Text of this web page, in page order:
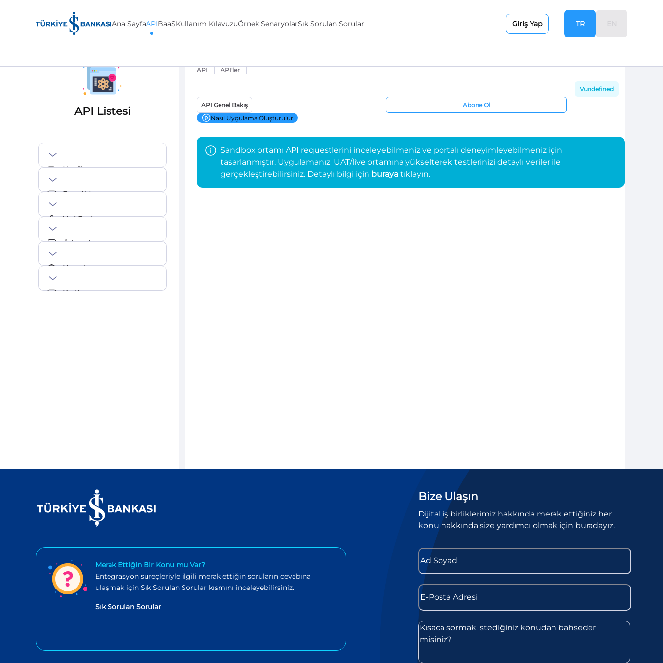
Ana SayfaAPIBaaSKullanım KılavuzuÖrnek SenaryolarSık Sorulan Sorular Giriş Yap TR
API Listesi
Krediler
Para Aktarma
Veri Paylaşımı
Ödemeler
Hesaplar
Kartlar
API API'ler
Vundefined
API Genel Bakış
Abone Ol
Nasıl Uygulama Oluşturulur
Sandbox ortamı API requestlerini inceleyebilmeniz ve portalı deneyimleyebilmeniz için
tasarlanmıştır. Uygulamanızı UAT/live ortamına yükselterek testlerinizi detaylı veriler ile
gerçekleştirebilirsiniz. Detaylı bilgi için buraya tıklayın.
Merak Ettiğin Bir Konu mu Var?
Entegrasyon süreçleriyle ilgili merak ettiğin soruların cevabına
ulaşmak için Sık Sorulan Sorular kısmını inceleyebilirsiniz.
Sık Sorulan Sorular
Bize Ulaşın
Dijital iş birliklerimiz hakkında merak ettiğiniz her
konu hakkında size yardımcı olmak için buradayız.